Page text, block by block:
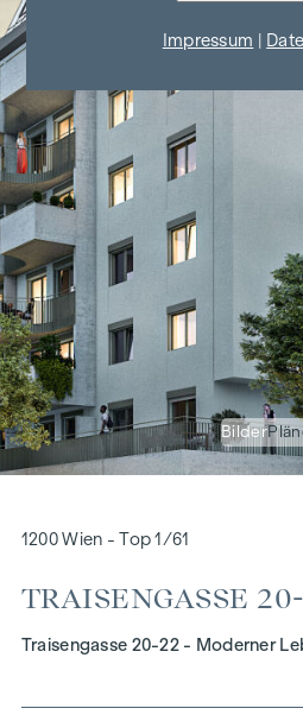
Bilder
1200 Wien - Top 1/61
TRAISENGASSE
Traisengasse 20-22 - Moderner
Impressum